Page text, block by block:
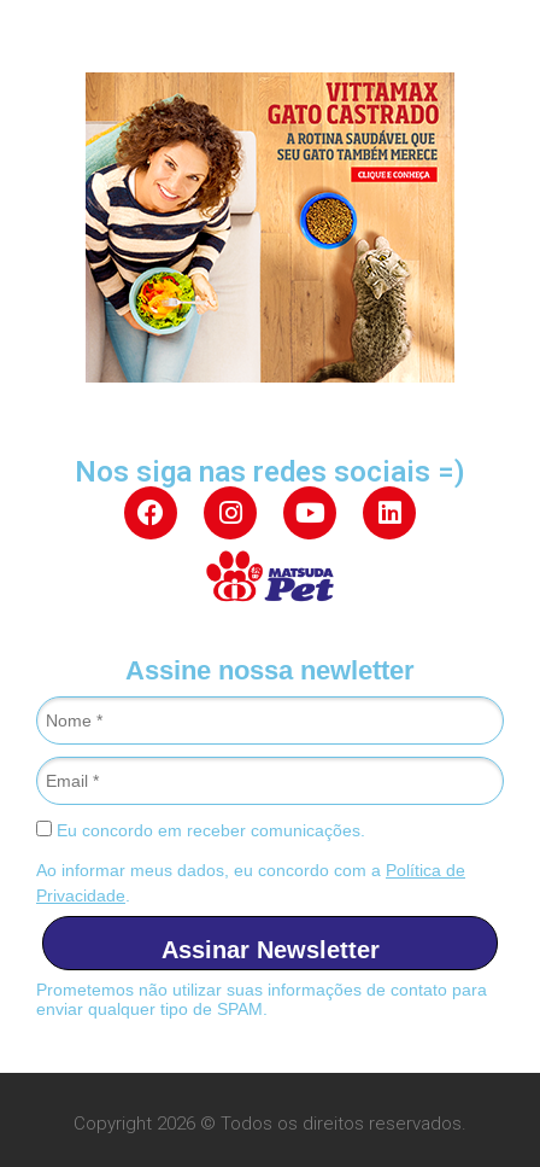
Nos siga nas redes sociais =)
Assine nossa newletter
Eu concordo em receber comunicações.
Ao informar meus dados, eu concordo com a Política de
Privacidade
Assinar Newsletter
Prometemos não utilizar suas informações de contato para
enviar qualquer tipo de SPAM.
Copyright 2026 © Todos os direitos reservados.